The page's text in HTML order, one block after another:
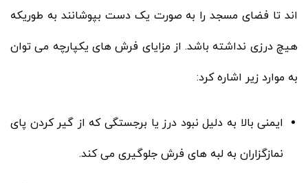
اند تا فضای مسجد را به صورت یک دست بپوشانند به طوریکه
هیچ درزی نداشته باشد. از مزایای فرش های یکپارچه می توان
به موارد زیر اشاره کرد:
ایمنی بالا به دلیل نبود درز یا برجستگی که از گیر کردن پای
نمازگزاران به لبه های فرش جلوگیری می کند.